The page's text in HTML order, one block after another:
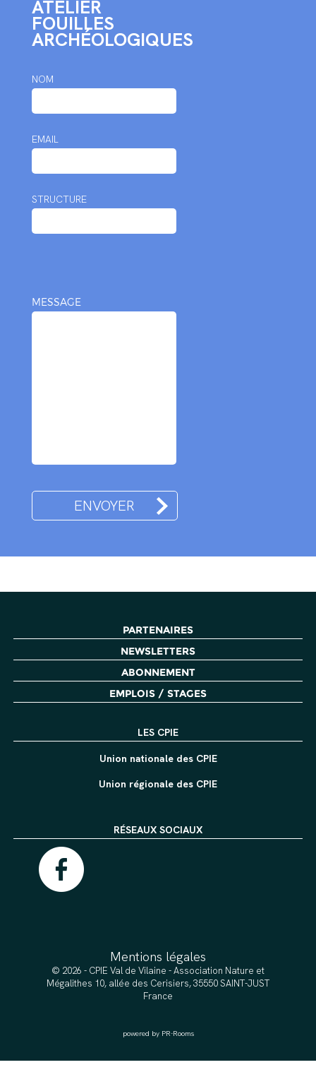
ATELIER
FOUILLES
ARCHÉOLOGIQUES
NOM
EMAIL
STRUCTURE
MESSAGE
PARTENAIRES
NEWSLETTERS
ABONNEMENT
EMPLOIS / STAGES
LES CPIE
Union nationale des CPIE
Union régionale des CPIE
RÉSEAUX SOCIAUX
Mentions légales
© 2026 - CPIE Val de Vilaine - Association Nature et
Mégalithes 10, allée des Cerisiers, 35550 SAINT-JUST
France
powered by PR-Rooms